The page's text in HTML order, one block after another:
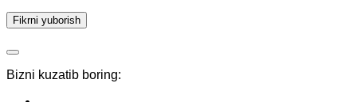
Bizni kuzatib boring: